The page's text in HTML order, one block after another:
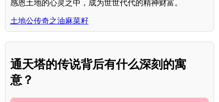
感恩土地的心灵之中，成为世世代代的精神财富。
土地公传奇之油麻菜籽
通天塔的传说背后有什么深刻的寓
意？